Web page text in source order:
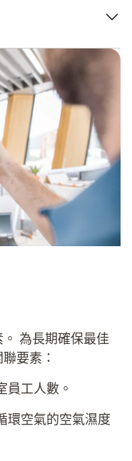
測量的理想選擇。 這
材料湿度计非常实
非破壞性的方式無礙
型號還能測量空氣濕
以迅速而徹底地找到
為長期確保最佳
要素：
員工人數。
環空氣的空氣濕度